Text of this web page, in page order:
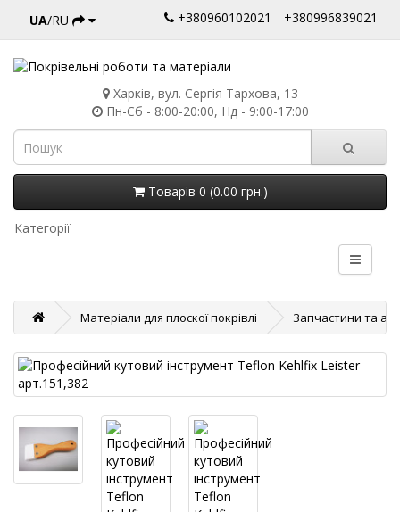
UA/RU +380960102021 +380996839021
Харків, вул. Сергія Тархова, 13
Пн-Сб - 8:00-20:00, Нд - 9:00-17:00
Товарів 0 (0.00 грн.)
Категорії
Матеріали для плоскої покрівлі Запчастини та